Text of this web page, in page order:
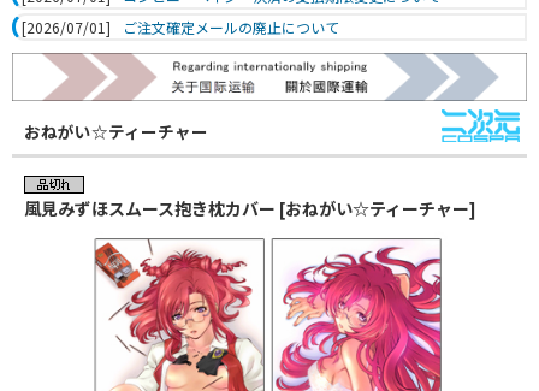
[2026/07/01]
ご注文確定メールの廃止について
おねがい☆ティーチャー
風見みずほスムース抱き枕カバー [おねがい☆ティーチャー]